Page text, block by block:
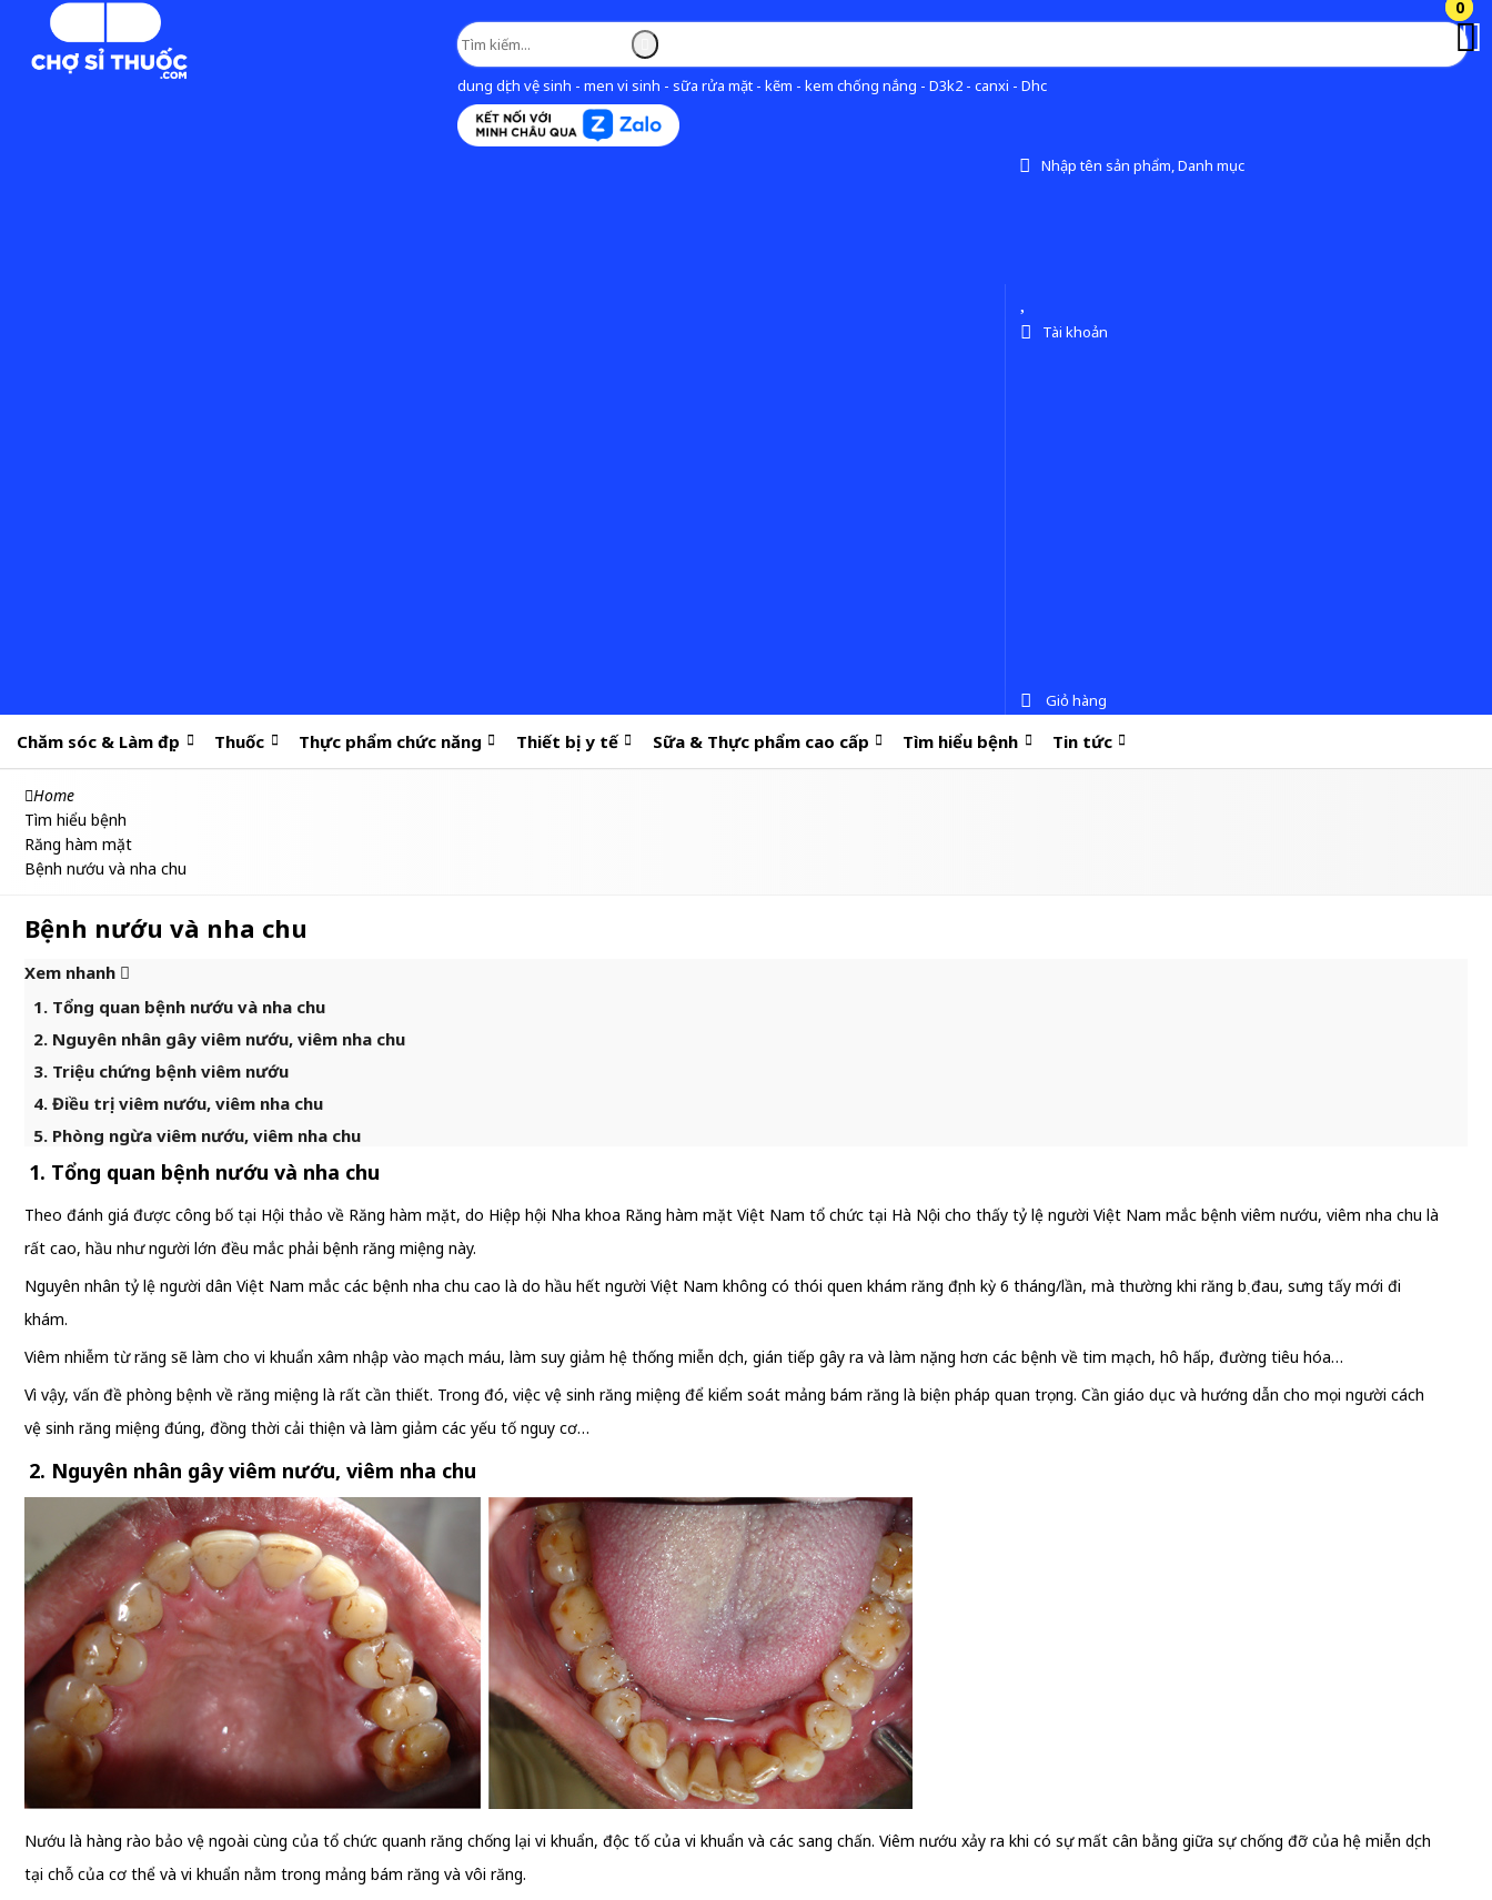
dung dịch vệ sinh - men vi sinh - sữa rửa mặt - kẽm - kem chống nắng - D3k2 - canxi - Dhc
Nhập tên sản phẩm, Danh mục
0
Tài khoản
0
Giỏ hàng
Chăm sóc & Làm đẹp Thuốc Thực phẩm chức năng Thiết bị y tế Sữa & Thực phẩm cao cấp Tìm hiểu bệnh Tin tức
Home
Tìm hiểu bệnh
Răng hàm mặt
Bệnh nướu và nha chu
Bệnh nướu và nha chu
Xem nhanh
1. Tổng quan bệnh nướu và nha chu
2. Nguyên nhân gây viêm nướu, viêm nha chu
3. Triệu chứng bệnh viêm nướu
4. Điều trị viêm nướu, viêm nha chu
5. Phòng ngừa viêm nướu, viêm nha chu
1. Tổng quan bệnh nướu và nha chu
Theo đánh giá được công bố tại Hội thảo về Răng hàm mặt, do Hiệp hội Nha khoa Răng hàm mặt Việt Nam tổ chức tại Hà Nội cho thấy tỷ lệ người Việt Nam mắc bệnh viêm nướu, viêm nha chu là
rất cao, hầu như người lớn đều mắc phải bệnh răng miệng này.
Nguyên nhân tỷ lệ người dân Việt Nam mắc các bệnh nha chu cao là do hầu hết người Việt Nam không có thói quen khám răng định kỳ 6 tháng/lần, mà thường khi răng bị đau, sưng tấy mới đi
khám.
Viêm nhiễm từ răng sẽ làm cho vi khuẩn xâm nhập vào mạch máu, làm suy giảm hệ thống miễn dịch, gián tiếp gây ra và làm nặng hơn các bệnh về tim mạch, hô hấp, đường tiêu hóa…
Vì vậy, vấn đề phòng bệnh về răng miệng là rất cần thiết. Trong đó, việc vệ sinh răng miệng để kiểm soát mảng bám răng là biện pháp quan trọng. Cần giáo dục và hướng dẫn cho mọi người cách
vệ sinh răng miệng đúng, đồng thời cải thiện và làm giảm các yếu tố nguy cơ…
2. Nguyên nhân gây viêm nướu, viêm nha chu
Nướu là hàng rào bảo vệ ngoài cùng của tổ chức quanh răng chống lại vi khuẩn, độc tố của vi khuẩn và các sang chấn. Viêm nướu xảy ra khi có sự mất cân bằng giữa sự chống đỡ của hệ miễn dịch
tại chỗ của cơ thể và vi khuẩn nằm trong mảng bám răng và vôi răng.